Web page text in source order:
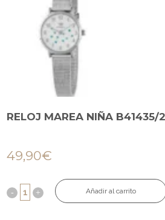
RELOJ MAREA NIÑA B41435/2
49,90€
Añadir al carrito